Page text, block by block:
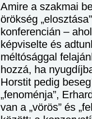
Amire a szakmai
örökség
konferencián –
képviselte és
méltósággal
hozzá, ha
Horstit pedig
„fenoménja”,
van a „vörös” és